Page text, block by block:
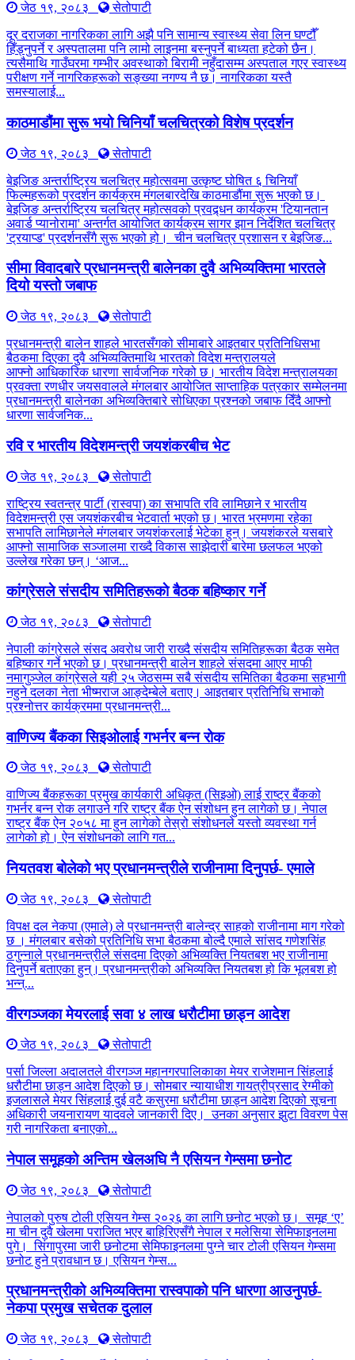
जेठ १९, २०८३
सेतोपाटी
दूर दराजका नागरिकका लागि अझै पनि सामान्य स्वास्थ्य सेवा लिन घण्टौँ
हिँड्नुपर्ने र अस्पतालमा पनि लामो लाइनमा बस्नुपर्ने बाध्यता हटेको छैन।
त्यसैमाथि गाउँघरमा गम्भीर अवस्थाको बिरामी नहुँदासम्म अस्पताल गएर स्वास्थ्य
परीक्षण गर्ने नागरिकहरूको सङ्ख्या नगण्य नै छ। नागरिकका यस्तै
समस्यालाई...
काठमाडौंमा सुरू भयो चिनियाँ चलचित्रको विशेष प्रदर्शन
जेठ १९, २०८३
सेतोपाटी
बेइजिङ अन्तर्राष्ट्रिय चलचित्र महोत्सवमा उत्कृष्ट घोषित ६ चिनियाँ
फिल्महरूको प्रदर्शन कार्यक्रम मंगलबारदेखि काठमाडौंमा सुरू भएको छ।
बेइजिङ अन्तर्राष्ट्रिय चलचित्र महोत्सवको प्रवद्र्धन कार्यक्रम 'टियानतान
अवार्ड प्यानोरामा' अन्तर्गत आयोजित कार्यक्रम सागर झान निर्देशित चलचित्र
'ट्रयाप्ड' प्रदर्शनसँगै सुरू भएको हो। चीन चलचित्र प्रशासन र बेइजिङ...
सीमा विवादबारे प्रधानमन्त्री बालेनका दुवै अभिव्यक्तिमा भारतले
दियो यस्तो जबाफ
जेठ १९, २०८३
सेतोपाटी
प्रधानमन्त्री बालेन शाहले भारतसँगको सीमाबारे आइतबार प्रतिनिधिसभा
बैठकमा दिएका दुवै अभिव्यक्तिमाथि भारतको विदेश मन्त्रालयले
आफ्नो आधिकारिक धारणा सार्वजनिक गरेको छ। भारतीय विदेश मन्त्रालयका
प्रवक्ता रणधीर जयसवालले मंगलबार आयोजित साप्ताहिक पत्रकार सम्मेलनमा
प्रधानमन्त्री बालेनका अभिव्यक्तिबारे सोधिएका प्रश्नको जबाफ दिँदै आफ्नो
धारणा सार्वजनिक...
रवि र भारतीय विदेशमन्त्री जयशंकरबीच भेट
जेठ १९, २०८३
सेतोपाटी
राष्ट्रिय स्वतन्त्र पार्टी (रास्वपा) का सभापति रवि लामिछाने र भारतीय
विदेशमन्त्री एस जयशंकरबीच भेटवार्ता भएको छ। भारत भ्रमणमा रहेका
सभापति लामिछानेले मंगलबार जयशंकरलाई भेटेका हुन्। जयशंकरले यसबारे
आफ्नो सामाजिक सञ्जालमा राख्दै विकास साझेदारी बारेमा छलफल भएको
उल्लेख गरेका छन्। ‘आज...
कांग्रेसले संसदीय समितिहरूकाे बैठक बहिष्कार गर्ने
जेठ १९, २०८३
सेतोपाटी
नेपाली कांग्रेसले संसद अवरोध जारी राख्दै संसदीय समितिहरूका बैठक समेत
बहिष्कार गर्ने भएको छ। प्रधानमन्त्री बालेन शाहले संसदमा आएर माफी
नमागुञ्जेल कांग्रेसले यही २५ जेठसम्म सबै संसदीय समितिका बैठकमा सहभागी
नहुने दलका नेता भीष्मराज आङ्देम्बेले बताए। आइतबार प्रतिनिधि सभाको
प्रश्नोत्तर कार्यक्रममा प्रधानमन्त्री...
वाणिज्य बैंकका सिइओलाई गभर्नर बन्न रोक
जेठ १९, २०८३
सेतोपाटी
वाणिज्य बैंकहरूका प्रमुख कार्यकारी अधिकृत (सिइओ) लाई राष्ट्र बैंकको
गभर्नर बन्न रोक लगाउने गरि राष्ट्र बैंक ऐन संशोधन हुन लागेको छ। नेपाल
राष्ट्र बैंक ऐन २०५८ मा हुन लागेको तेस्रो संशोधनले यस्तो व्यवस्था गर्न
लागेको हो। ऐन संशोधनको लागि गत...
नियतवश बोलेको भए प्रधानमन्त्रीले राजीनामा दिनुपर्छ- एमाले
जेठ १९, २०८३
सेतोपाटी
विपक्ष दल नेकपा (एमाले) ले प्रधानमन्त्री बालेन्द्र साहको राजीनामा माग गरेको
छ । मंगलबार बसेको प्रतिनिधि सभा बैठकमा बोल्दै एमाले सांसद गणेशसिंह
ठगुन्नाले प्रधानमन्त्रीले संसदमा दिएको अभिव्यक्ति नियतबश भए राजीनामा
दिनुपर्ने बताएका हुन्। प्रधानमन्त्रीको अभिव्यक्ति नियतबश हो कि भूलबश हो
भन्न्...
वीरगञ्जका मेयरलाई सवा ४ लाख धरौटीमा छाड्न आदेश
जेठ १९, २०८३
सेतोपाटी
पर्सा जिल्ला अदालतले वीरगञ्ज महानगरपालिकाका मेयर राजेशमान सिंहलाई
धरौटीमा छाड्न आदेश दिएको छ। सोमबार न्यायाधीश गायत्रीप्रसाद रेग्मीको
इजलासले मेयर सिंहलाई दुई वटै कसुरमा धरौटीमा छाड्न आदेश दिएको सूचना
अधिकारी जयनारायण यादवले जानकारी दिए। उनका अनुसार झुटा विवरण पेस
गरी नागरिकता बनाएको...
नेपाल समूहको अन्तिम खेलअघि नै एसियन गेम्समा छनोट
जेठ १९, २०८३
सेतोपाटी
नेपालको पुरुष टोली एसियन गेम्स २०२६ का लागि छनोट भएको छ। समूह ‘ए’
मा चीन दुवै खेलमा पराजित भएर बाहिरिएसँगै नेपाल र मलेसिया सेमिफाइनलमा
पुगे। सिंगापुरमा जारी छनोटमा सेमिफाइनलमा पुग्ने चार टोली एसियन गेम्समा
छनोट हुने प्रावधान छ। एसियन गेम्स...
प्रधानमन्त्रीको अभिव्यक्तिमा रास्वपाको पनि धारणा आउनुपर्छ-
नेकपा प्रमुख सचेतक दुलाल
जेठ १९, २०८३
सेतोपाटी